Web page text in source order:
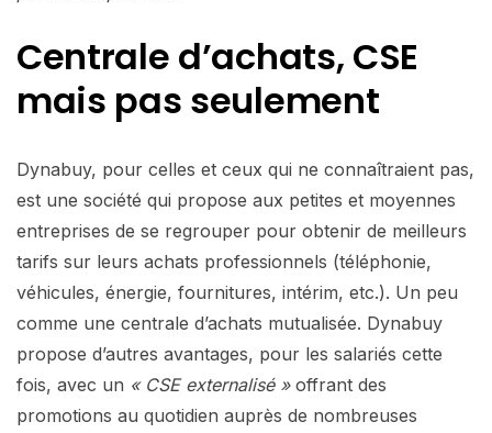
Centrale d’achats, CSE
mais pas seulement
Dynabuy, pour celles et ceux qui ne connaîtraient pas,
est une société qui propose aux petites et moyennes
entreprises de se regrouper pour obtenir de meilleurs
tarifs sur leurs achats professionnels (téléphonie,
véhicules, énergie, fournitures, intérim, etc.). Un peu
comme une centrale d’achats mutualisée. Dynabuy
propose d’autres avantages, pour les salariés cette
fois, avec un « CSE externalisé »offrant des
promotions au quotidien auprès de nombreuses